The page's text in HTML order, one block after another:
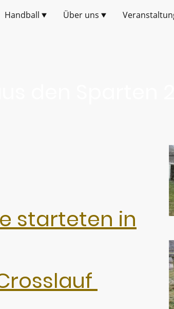
Handball Über uns
starteten in